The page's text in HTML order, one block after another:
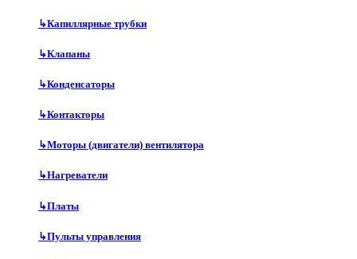
↳Капиллярные трубки
↳Клапаны
↳Конденсаторы
↳Контакторы
↳Моторы (двигатели) вентилятора
↳Нагреватели
↳Платы
↳Пульты управления